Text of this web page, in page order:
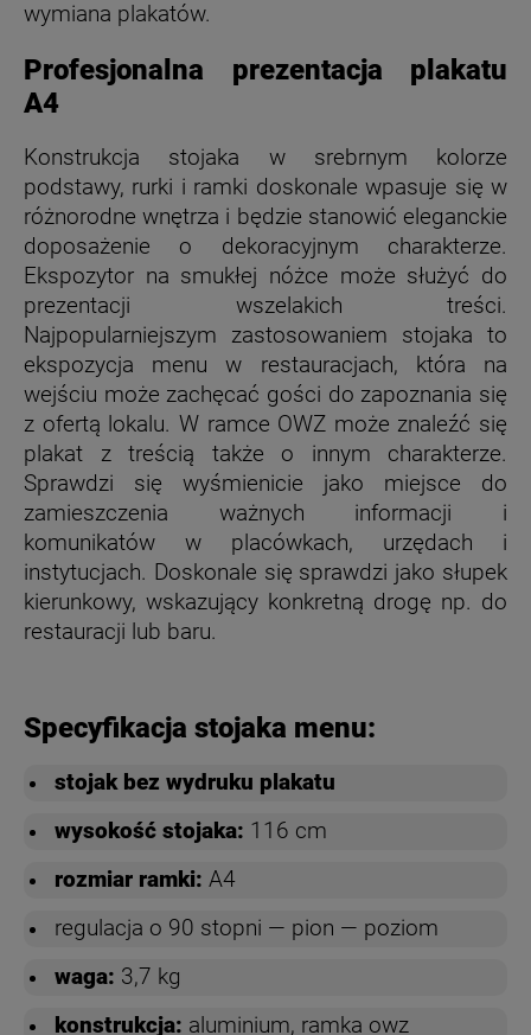
wymiana plakatów.
Profesjonalna prezentacja plakatu
A4
Konstrukcja stojaka w srebrnym kolorze
podstawy, rurki i ramki doskonale wpasuje się w
różnorodne wnętrza i będzie stanowić eleganckie
doposażenie o dekoracyjnym charakterze.
Ekspozytor na smukłej nóżce może służyć do
prezentacji wszelakich treści.
Najpopularniejszym zastosowaniem stojaka to
ekspozycja menu w restauracjach, która na
wejściu może zachęcać gości do zapoznania się
z ofertą lokalu. W ramce OWZ może znaleźć się
plakat z treścią także o innym charakterze.
Sprawdzi się wyśmienicie jako miejsce do
zamieszczenia ważnych informacji i
komunikatów w placówkach, urzędach i
instytucjach. Doskonale się sprawdzi jako słupek
kierunkowy, wskazujący konkretną drogę np. do
restauracji lub baru.
Specyfikacja stojaka menu:
stojak bez wydruku plakatu
wysokość stojaka: 116 cm
rozmiar ramki: A4
regulacja o 90 stopni — pion — poziom
waga: 3,7 kg
konstrukcja: aluminium, ramka owz